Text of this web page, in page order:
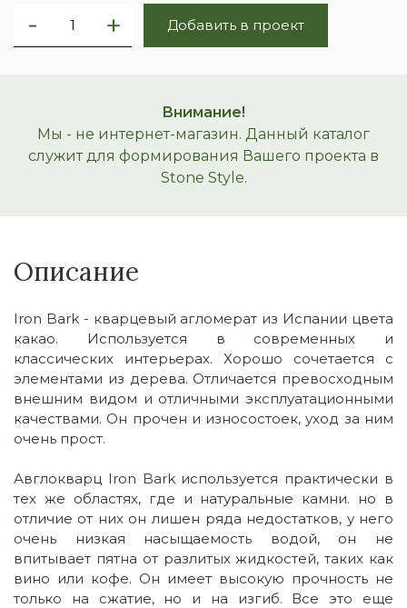
Добавить в проект
Внимание!
Мы - не интернет-магазин. Данный каталог
служит для формирования Вашего проекта в
Stone Style.
Описание
Iron Bark - кварцевый агломерат из Испании цвета
какао. Используется в современных и
классических интерьерах. Хорошо сочетается с
элементами из дерева. Отличается превосходным
внешним видом и отличными эксплуатационными
качествами. Он прочен и износостоек, уход за ним
очень прост.
Авглокварц Iron Bark используется практически в
тех же областях, где и натуральные камни. но в
отличие от них он лишен ряда недостатков, у него
очень низкая насыщаемость водой, он не
впитывает пятна от разлитых жидкостей, таких как
вино или кофе. Он имеет высокую прочность не
только на сжатие, но и на изгиб. Все это еще